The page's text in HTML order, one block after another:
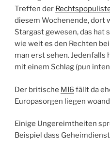
Treffen der
diesem Wochenende, dort
Stargast gewesen, das hat
wie weit es den Rechten
man erst sehen. Jedenfalls
mit einem Schlag (pun
Der britische MI6 fällt da
Europasorgen liegen
Einige Ungereimtheiten
Beispiel dass